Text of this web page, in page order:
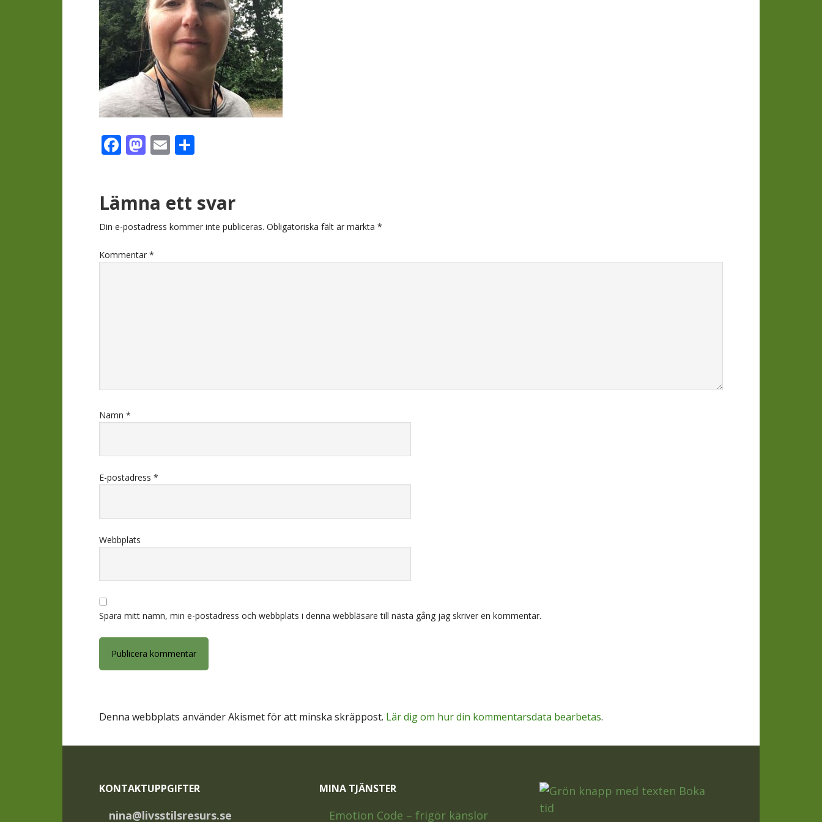
Facebook
Mastodon
Email
Läsarkommentarer
Lämna ett svar
Din e-postadress kommer inte publiceras. Obligatoriska fält är märkta *
Kommentar *
Namn *
E-postadress *
Webbplats
Spara mitt namn, min e-postadress och webbplats i denna webbläsare till nästa gång jag skriver en kommentar.
Denna webbplats använder Akismet för att minska skräppost. Lär dig om hur din kommentarsdata bearbetas.
KONTAKTUPPGIFTER
nina@livsstilsresurs.se
MINA TJÄNSTER
Emotion Code – frigör känslor